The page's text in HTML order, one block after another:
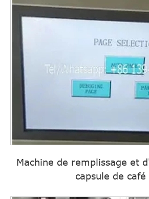
Machine de remplissage et
capsule de café